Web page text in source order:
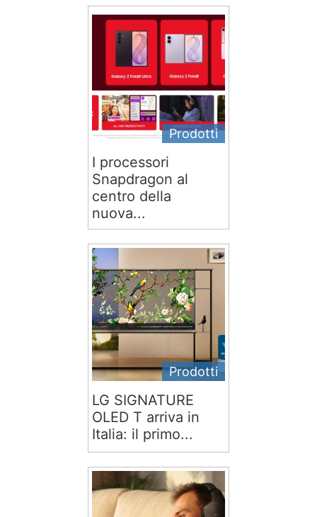
Prodotti
I processori
Snapdragon al
centro della
nuova...
Prodotti
LG SIGNATURE
OLED T arriva in
Italia: il primo...